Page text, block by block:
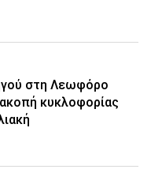
στη Λεωφόρο
κυκλοφορίας